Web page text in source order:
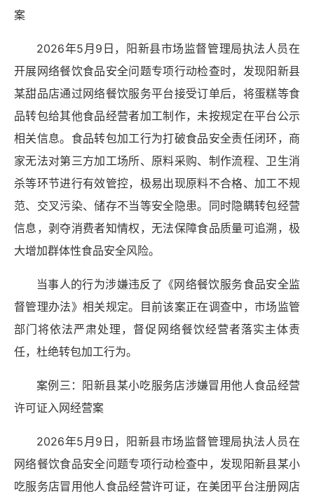
案
2026年5月9日，阳新县市场监督管理局执法人员在
开展网络餐饮食品安全问题专项行动检查时，发现阳新县
某甜品店通过网络餐饮服务平台接受订单后，将蛋糕等食
品转包给其他食品经营者加工制作，未按规定在平台公示
相关信息。食品转包加工行为打破食品安全责任闭环，商
家无法对第三方加工场所、原料采购、制作流程、卫生消
杀等环节进行有效管控，极易出现原料不合格、加工不规
范、交叉污染、储存不当等安全隐患。同时隐瞒转包经营
信息，剥夺消费者知情权，无法保障食品质量可追溯，极
大增加群体性食品安全风险。
当事人的行为涉嫌违反了《网络餐饮服务食品安全监
督管理办法》相关规定。目前该案正在调查中，市场监管
部门将依法严肃处理，督促网络餐饮经营者落实主体责
任，杜绝转包加工行为。
案例三：阳新县某小吃服务店涉嫌冒用他人食品经营
许可证入网经营案
2026年5月9日，阳新县市场监督管理局执法人员在
网络餐饮食品安全问题专项行动检查中，发现阳新县某小
吃服务店冒用他人食品经营许可证，在美团平台注册网店